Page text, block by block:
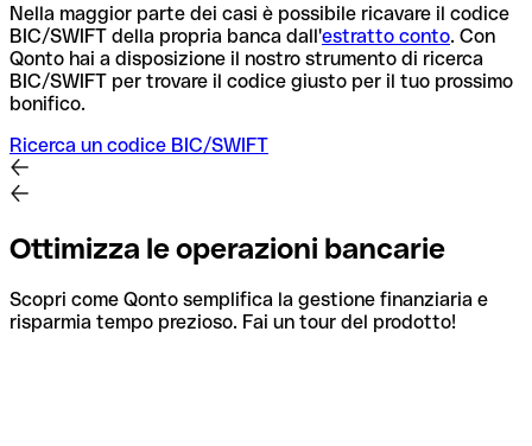
Nella maggior parte dei casi è possibile ricavare il codice
BIC/SWIFT della propria banca dall'estratto conto. Con
Qonto hai a disposizione il nostro strumento di ricerca
BIC/SWIFT per trovare il codice giusto per il tuo prossimo
bonifico.
Ricerca un codice BIC/SWIFT
Ottimizza le operazioni bancarie
Scopri come Qonto semplifica la gestione finanziaria e
risparmia tempo prezioso. Fai un tour del prodotto!